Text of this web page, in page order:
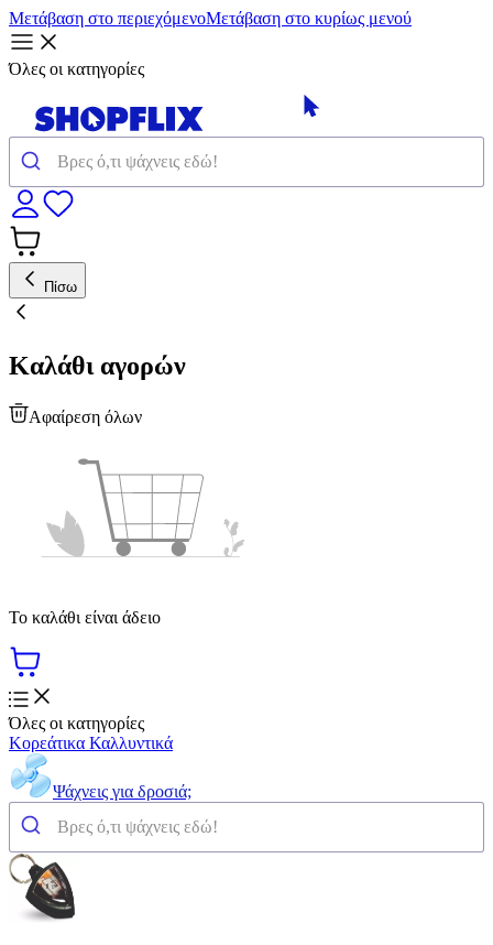
Μετάβαση στο περιεχόμενοΜετάβαση στο κυρίως μενού
Όλες οι κατηγορίες
Πίσω
Καλάθι αγορών
Αφαίρεση όλων
Το καλάθι είναι άδειο
Όλες οι κατηγορίες
Κορεάτικα Καλλυντικά
Ψάχνεις για δροσιά;